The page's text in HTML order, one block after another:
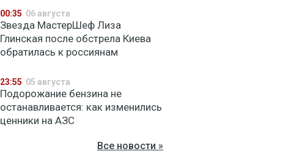
00:35 06 августа
Звезда МастерШеф Лиза
Глинская после обстрела Киева
обратилась к россиянам
23:55 05 августа
Подорожание бензина не
останавливается: как изменились
ценники на АЗС
Все новости »